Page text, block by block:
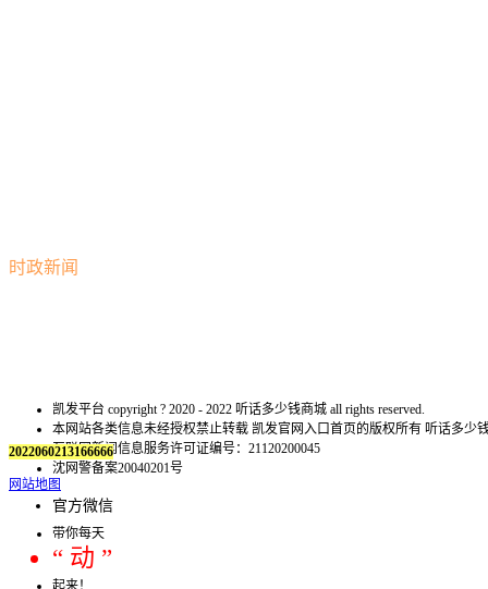
时政新闻
凯发平台 copyright ? 2020 - 2022 听话多少钱商城 all rights reserved.
本网站各类信息未经授权禁止转载 凯发官网入口首页的版权所有 听话多
互联网新闻信息服务许可证编号：21120200045
沈网警备案20040201号
官方微信
带你每天
“ 动 ”
起来！
2022060213166666
网站地图